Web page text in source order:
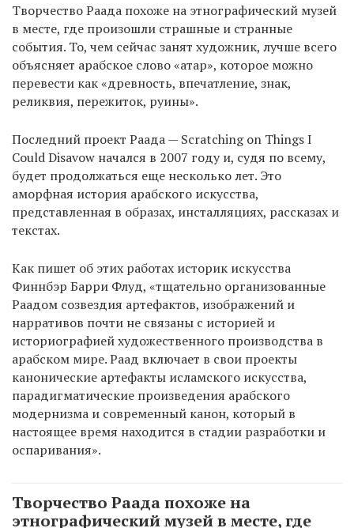
Творчество Раада похоже на этнографический музей
в месте, где произошли страшные и странные
события. То, чем сейчас занят художник, лучше всего
объясняет арабское слово «атар», которое можно
перевести как «древность, впечатление, знак,
реликвия, пережиток, руины».
Последний проект Раада — Scratching on Things I
Could Disavow начался в 2007 году и, судя по всему,
будет продолжаться еще несколько лет. Это
аморфная история арабского искусства,
представленная в образах, инсталляциях, рассказах и
текстах.
Как пишет об этих работах историк искусства
Финнбэр Барри Флуд, «тщательно организованные
Раадом созвездия артефактов, изображений и
нарративов почти не связаны с историей и
историографией художественного производства в
арабском мире. Раад включает в свои проекты
канонические артефакты исламского искусства,
парадигматические произведения арабского
модернизма и современный канон, который в
настоящее время находится в стадии разработки и
оспаривания».
Творчество Раада похоже на
этнографический музей в месте, где